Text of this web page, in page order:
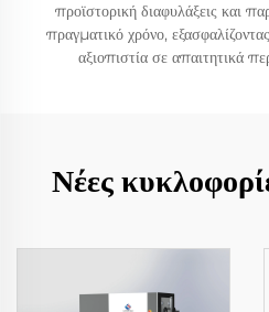
προϊστορική διαφυλάξεις και
πραγματικό χρόνο,
αξιοπιστία σε απαιτητικά
Νέες